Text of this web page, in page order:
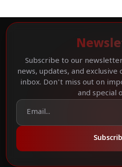
Subscribe to our
news, updates, and
inbox. Don't miss out on
and special